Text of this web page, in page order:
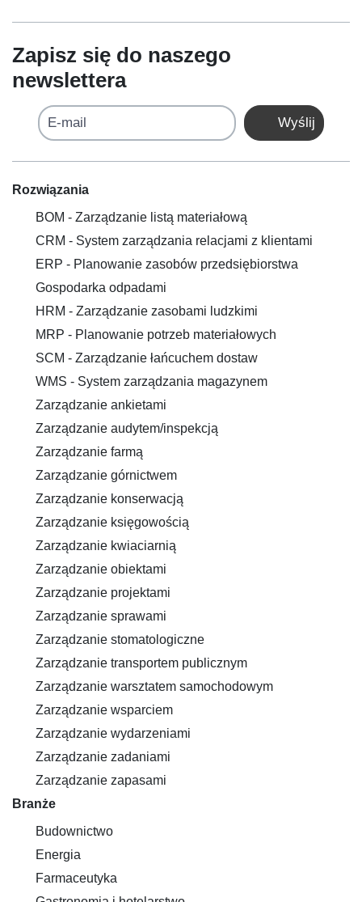
Zapisz się do naszego
newslettera
E-mail Wyślij
Rozwiązania
BOM - Zarządzanie listą materiałową
CRM - System zarządzania relacjami z klientami
ERP - Planowanie zasobów przedsiębiorstwa
Gospodarka odpadami
HRM - Zarządzanie zasobami ludzkimi
MRP - Planowanie potrzeb materiałowych
SCM - Zarządzanie łańcuchem dostaw
WMS - System zarządzania magazynem
Zarządzanie ankietami
Zarządzanie audytem/inspekcją
Zarządzanie farmą
Zarządzanie górnictwem
Zarządzanie konserwacją
Zarządzanie księgowością
Zarządzanie kwiaciarnią
Zarządzanie obiektami
Zarządzanie projektami
Zarządzanie sprawami
Zarządzanie stomatologiczne
Zarządzanie transportem publicznym
Zarządzanie warsztatem samochodowym
Zarządzanie wsparciem
Zarządzanie wydarzeniami
Zarządzanie zadaniami
Zarządzanie zapasami
Branże
Budownictwo
Energia
Farmaceutyka